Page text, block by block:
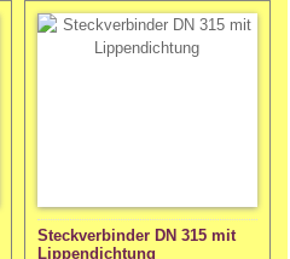
Steckverbinder DN 315 mit
Lippendichtung